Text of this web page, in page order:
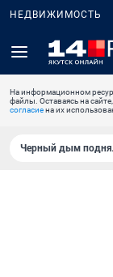
НЕДВИЖИМОСТЬ
На информационном
файлы. Оставаясь на
согласиена их
Черный дым